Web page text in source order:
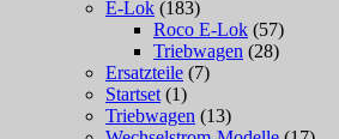
E-Lok (183)
Roco E-Lok (57)
Triebwagen (28)
Ersatzteile (7)
Startset (1)
Triebwagen (13)